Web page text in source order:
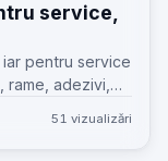
service,
pentru service
adezivi,
51 vizualizări